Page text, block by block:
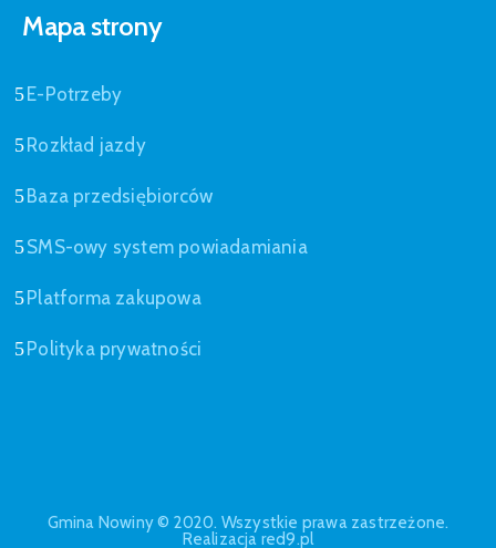
Mapa strony
E-Potrzeby
Rozkład jazdy
Baza przedsiębiorców
SMS-owy system powiadamiania
Platforma zakupowa
Polityka prywatności
Gmina Nowiny © 2020. Wszystkie prawa zastrzeżone.
Realizacja red9.pl